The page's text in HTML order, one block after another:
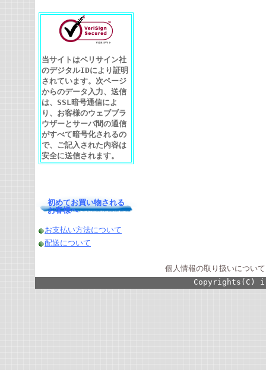
当サイトはベリサイン社
のデジタルIDにより証明
されています。次ページ
からのデータ入力、送信
は、SSL暗号通信によ
り、お客様のウェブブラ
ウザーとサーバ間の通信
がすべて暗号化されるの
で、ご記入された内容は
安全に送信されます。
初めてお買い物される
お客様へ
お支払い方法について
配送について
個人情報の取り扱いについて
Copyrights(C)